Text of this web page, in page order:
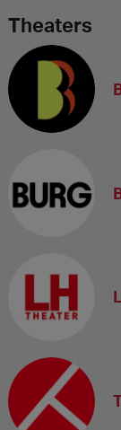
Theaters